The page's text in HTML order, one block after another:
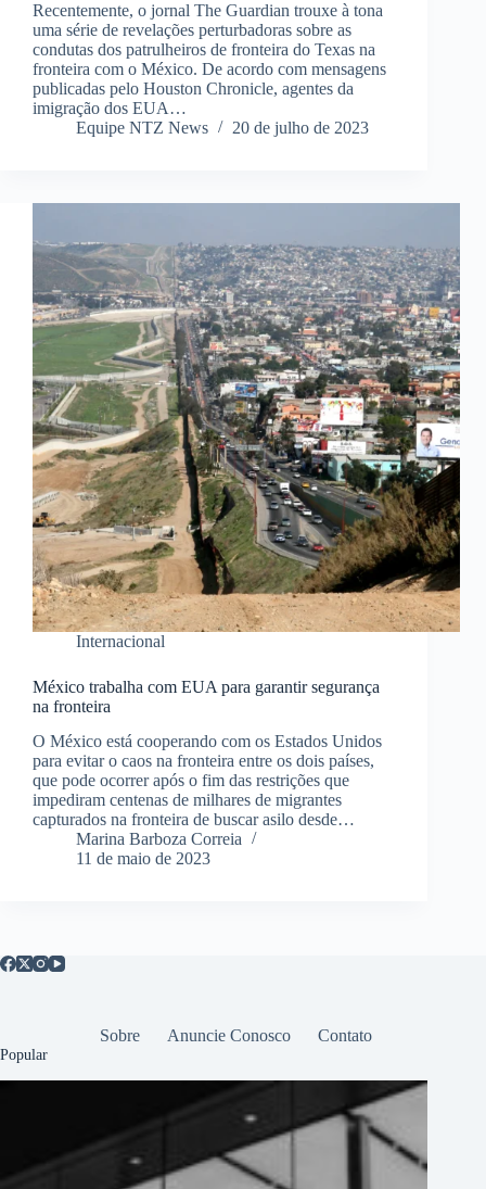
Recentemente, o jornal The Guardian trouxe à tona
uma série de revelações perturbadoras sobre as
condutas dos patrulheiros de fronteira do Texas na
fronteira com o México. De acordo com mensagens
publicadas pelo Houston Chronicle, agentes da
imigração dos EUA…
Equipe NTZ News
20 de julho de 2023
Internacional
México trabalha com EUA para garantir segurança
na fronteira
O México está cooperando com os Estados Unidos
para evitar o caos na fronteira entre os dois países,
que pode ocorrer após o fim das restrições que
impediram centenas de milhares de migrantes
capturados na fronteira de buscar asilo desde…
Marina Barboza Correia
11 de maio de 2023
Sobre Anuncie Conosco Contato
Popular